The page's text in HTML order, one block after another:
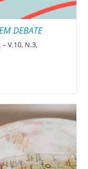
DEBATE
– V.10, N.3,